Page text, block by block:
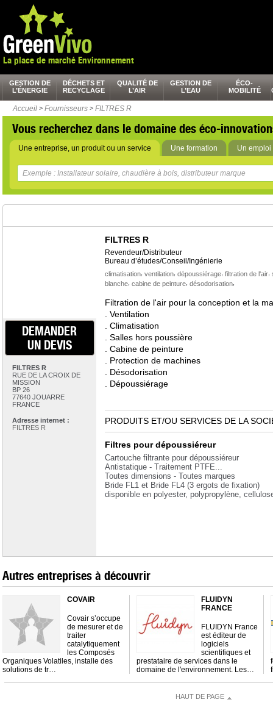
La place de marché Environnement
GESTION DE
L’ÉNERGIE
DÉCHETS ET
RECYCLAGE
QUALITÉ DE
L’AIR
GESTION DE
L’EAU
ÉCO-
MOBILITÉ
Accueil > Fournisseurs > FILTRES R
Vous recherchez dans le domaine des éco-
Une entreprise, un produit ou un service Une formation Un emploi
DEMANDER
UN DEVIS
FILTRES R
RUE DE LA CROIX DE
MISSION
BP 26
77640 JOUARRE
FRANCE
Adresse internet :
FILTRES R
FILTRES R
Revendeur/Distributeur
Bureau d’études/Conseil/Ingénierie
climatisation, ventilation, dépoussiérage, filtration de l'air,
blanche, cabine de peinture, désodorisation,
Filtration de l'air pour la conception et la
. Ventilation
. Climatisation
. Salles hors poussière
. Cabine de peinture
. Protection de machines
. Désodorisation
. Dépoussiérage
PRODUITS ET/OU SERVICES DE LA
Filtres pour dépoussiéreur
Cartouche filtrante pour dépoussiéreur
Antistatique - Traitement PTFE...
Toutes dimensions - Toutes marques
Bride FL1 et Bride FL4 (3 ergots de fixation)
disponible en polyester, polypropylène,
Autres entreprises à découvrir
COVAIR
Covair s’occupe
de mesurer et de
traiter
catalytiquement
les Composés
Organiques Volatiles, installe des
solutions de tr…
FLUIDYN
FRANCE
FLUIDYN France
est éditeur de
logiciels
scientifiques et
prestataire de services dans le
domaine de l'environnement. Les…
HAUT DE PAGE